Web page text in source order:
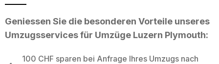
Geniessen Sie die besonderen Vorteile unseres
Umzugsservices für Umzüge Luzern Plymouth:
100 CHF sparen bei Anfrage Ihres Umzugs nach